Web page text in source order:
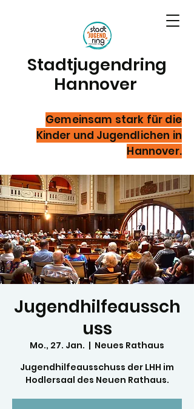
Stadtjugendring
Hannover
Gemeinsam stark für die
Kinder und Jugendlichen in
Hannover.
Jugendhilfeaussch
uss
Mo., 27. Jan.
  |
Neues Rathaus
Jugendhilfeausschuss der LHH im
Hodlersaal des Neuen Rathaus.